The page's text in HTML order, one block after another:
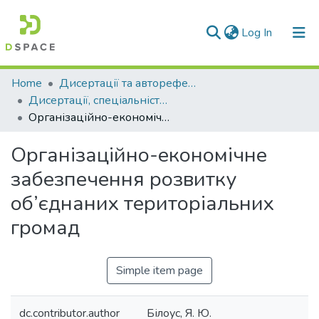
Log In (current)
Communities & Collections
All of DSpace
Home
Дисертації та автореферати дисертацій
Дисертації, спеціальність 051 – Економіка
Організаційно-економічне забезпечення розвитку об’єднаних територіальних громад
Організаційно-економічне
забезпечення розвитку
об’єднаних територіальних
громад
Simple item page
dc.contributor.author Білоус, Я. Ю.